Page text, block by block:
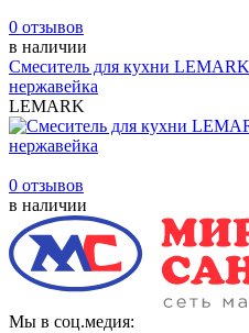
0 отзывов
в наличии
Смеситель для кухни
нержавейка
LEMARK
0 отзывов
в наличии
Мы в соц.медия: